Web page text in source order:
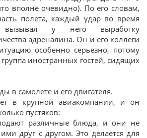
вполне очевидно). По его словам,
полета, каждый удар во время
вызывал у него выработку
адреналина. Он и его коллеги
особенно серьезно, потому
иностранных гостей, сидящих
в самолете и его двигателя.
в крупной авиакомпании, и он
пустяков:
различные блюда, и они не
друг с другом. Это делается для